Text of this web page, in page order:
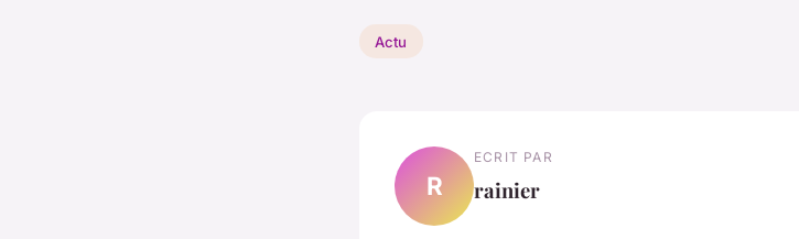
Actu
R
ECRIT PAR
rainier